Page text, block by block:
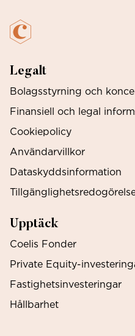
Legalt
Bolagsstyrning och
Finansiell och legal
Cookiepolicy
Användarvillkor
Dataskyddsinformation
Upptäck
Coelis Fonder
Private Equity-
Fastighetsinvesteringar
Hållbarhet